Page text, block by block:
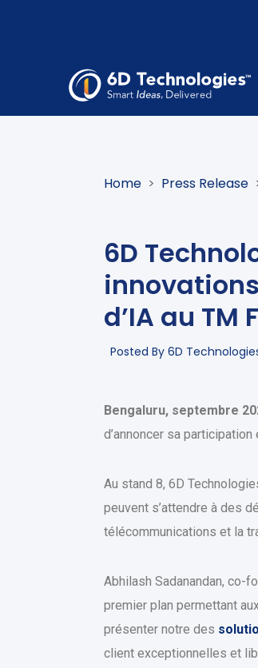
Home > Press Release
6D
d’IA au
Posted By 6D
Bengaluru, septembre
d’annoncer sa
Au stand 8, 6D
peuvent s’attendre à des
télécommunications et la
Abhilash Sadanandan, co-
premier plan permettant
présenter notre des
client exceptionnelles et